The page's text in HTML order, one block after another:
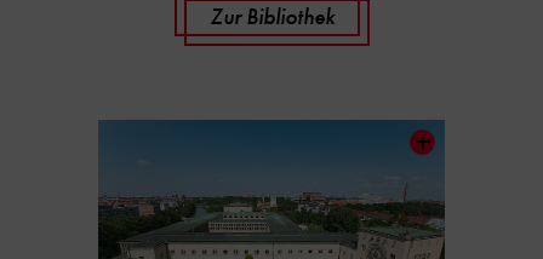
Zur Bibliothek